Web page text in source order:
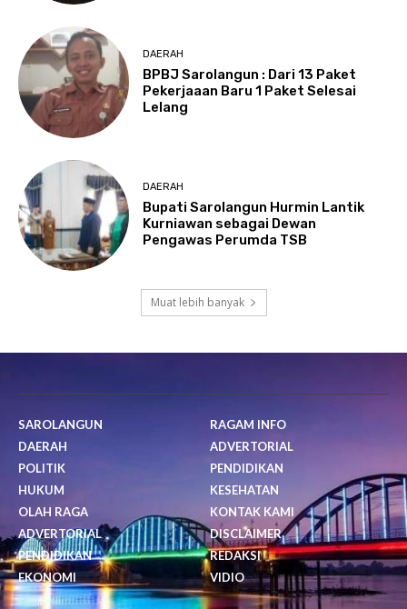
DAERAH
BPBJ Sarolangun : Dari 13 Paket
Pekerjaaan Baru 1 Paket Selesai
Lelang
DAERAH
Bupati Sarolangun Hurmin Lantik
Kurniawan sebagai Dewan
Pengawas Perumda TSB
Muat lebih banyak
SAROLANGUN
DAERAH
POLITIK
HUKUM
OLAH RAGA
ADVERTORIAL
PENDIDIKAN
EKONOMI
RAGAM INFO
ADVERTORIAL
PENDIDIKAN
KESEHATAN
KONTAK KAMI
DISCLAIMER
REDAKSI
VIDIO